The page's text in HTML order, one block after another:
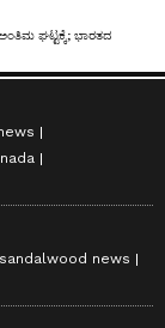
sandalwood news